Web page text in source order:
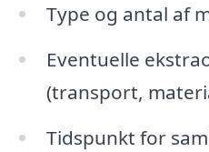
Type og antal af
Eventuelle
(transport,
Tidspunkt for